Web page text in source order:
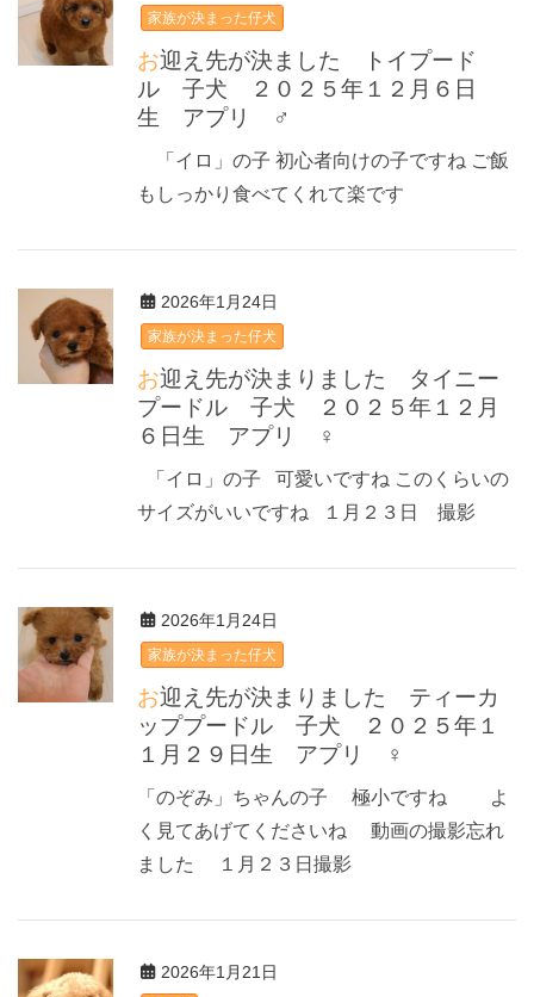
家族が決まった仔犬
お迎え先が決ました トイプード
ル 子犬 ２０２５年１２月６日
生 アプリ ♂
「イロ」の子 初心者向けの子ですね ご飯
もしっかり食べてくれて楽です
2026年1月24日
家族が決まった仔犬
お迎え先が決まりました タイニー
プードル 子犬 ２０２５年１２月
６日生 アプリ ♀
「イロ」の子 可愛いですね このくらいの
サイズがいいですね １月２３日 撮影
2026年1月24日
家族が決まった仔犬
お迎え先が決まりました ティーカ
ッププードル 子犬 ２０２５年１
１月２９日生 アプリ ♀
「のぞみ」ちゃんの子 極小ですね よ
く見てあげてくださいね 動画の撮影忘れ
ました １月２３日撮影
2026年1月21日